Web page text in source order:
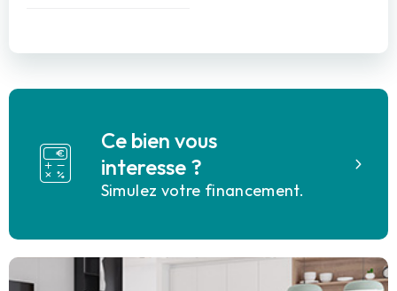
Ce bien vous
interesse ?
Simulez votre financement.